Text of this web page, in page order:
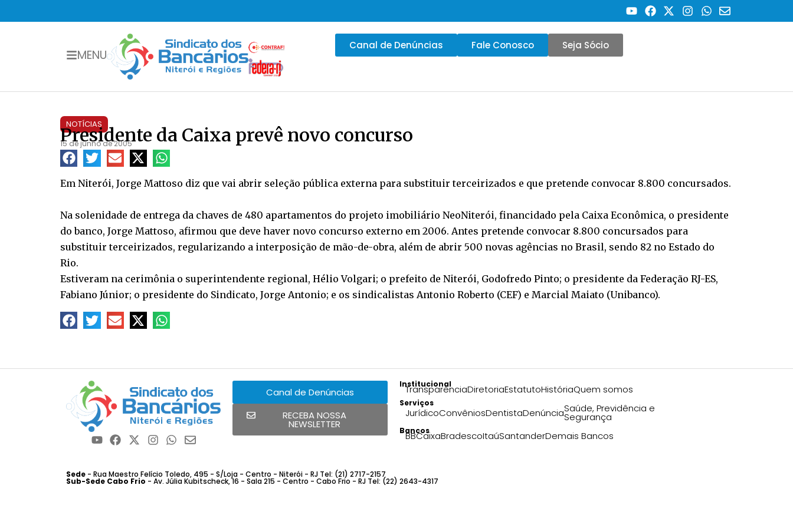
MENU
Canal de Denúncias Fale Conosco Seja Sócio
NOTÍCIAS
Presidente da Caixa prevê novo concurso
15 de junho de 2005
Em Niterói, Jorge Mattoso diz que vai abrir seleção pública externa para substituir terceirizados e que pretende convocar 8.800 concursados.
Na solenidade de entrega da chaves de 480 apartamentos do projeto imobiliário NeoNiterói, financidado pela Caixa Econômica, o presidente
do banco, Jorge Mattoso, afirmou que deve haver novo concurso externo em 2006. Antes pretende convocar 8.800 concursados para
substituir terceirizados, regularizando a interposição de mão-de-obra, além de abrir 500 novas agências no Brasil, sendo 82 no Estado do
Rio.
Estiveram na cerimônia o superintendente regional, Hélio Volgari; o prefeito de Niterói, Godofredo Pinto; o presidente da Federação RJ-ES,
Fabiano Júnior; o presidente do Sindicato, Jorge Antonio; e os sindicalistas Antonio Roberto (CEF) e Marcial Maiato (Unibanco).
Canal de Denúncias
RECEBA NOSSA
NEWSLETTER
Institucional
TransparênciaDiretoriaEstatutoHistóriaQuem somos
Serviços
JurídicoConvêniosDentistaDenúnciaSaúde, Previdência e
Segurança
Bancos
BBCaixaBradescoItaúSantanderDemais Bancos
Sede - Rua Maestro Felício Toledo, 495 - S/Loja - Centro - Niterói - RJ Tel: (21) 2717-2157
Sub-Sede Cabo Frio - Av. Júlia Kubitscheck, 16 - Sala 215 - Centro - Cabo Frio - RJ Tel: (22) 2643-4317